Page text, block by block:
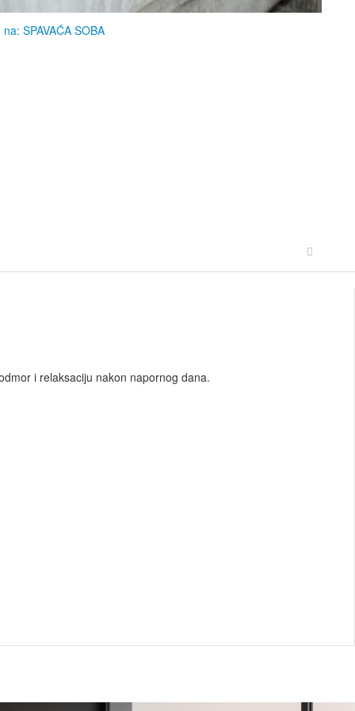
SPAVAĆA SOBA
i relaksaciju nakon napornog dana.